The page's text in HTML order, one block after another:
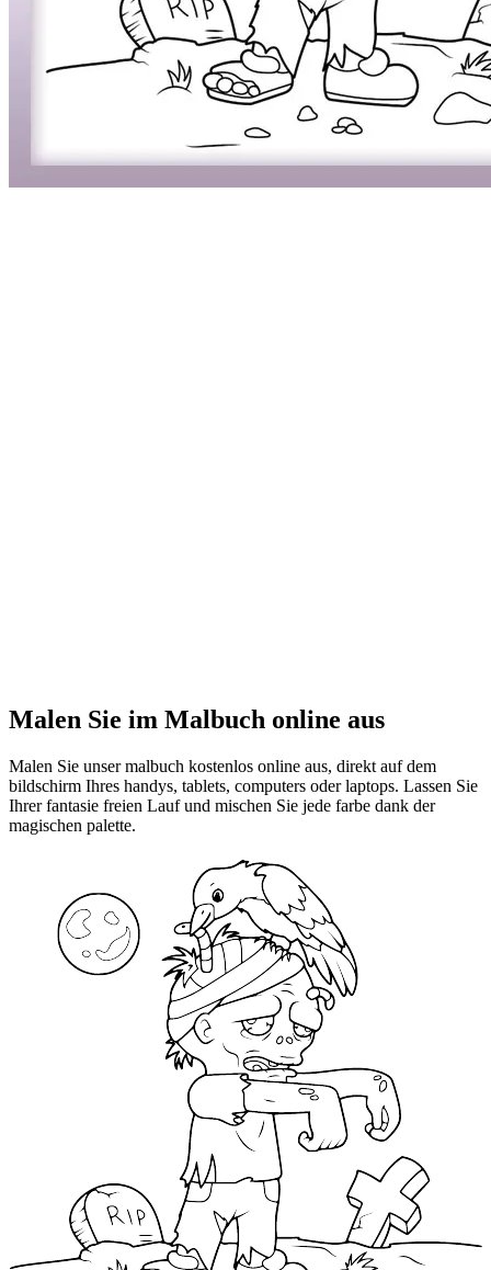
Malen Sie im Malbuch online aus
Malen Sie unser malbuch kostenlos online aus, direkt auf dem
bildschirm Ihres handys, tablets, computers oder laptops. Lassen Sie
Ihrer fantasie freien Lauf und mischen Sie jede farbe dank der
magischen palette.